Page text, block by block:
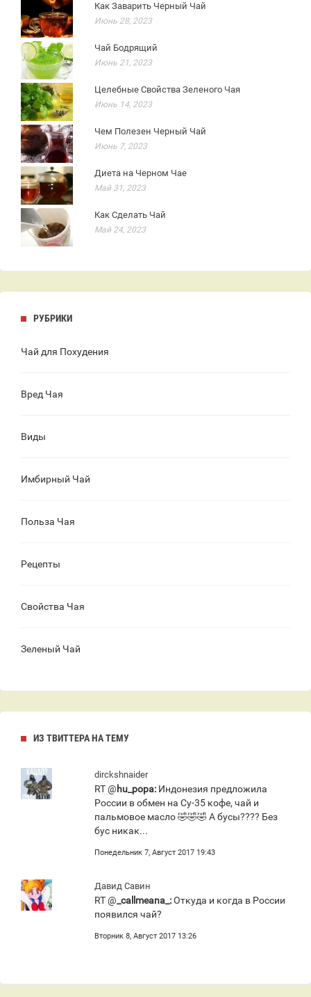
Как Заварить Черный Чай
Июнь 28, 2023
Чай Бодрящий
Июнь 21, 2023
Целебные Свойства Зеленого Чая
Июнь 14, 2023
Чем Полезен Черный Чай
Июнь 7, 2023
Диета на Черном Чае
Май 31, 2023
Как Сделать Чай
Май 24, 2023
РУБРИКИ
Чай для Похудения
Вред Чая
Виды
Имбирный Чай
Польза Чая
Рецепты
Свойства Чая
Зеленый Чай
ИЗ ТВИТТЕРА НА ТЕМУ
dirckshnaider
RT @hu_popa: Индонезия предложила
России в обмен на Су-35 кофе, чай и
пальмовое масло 🤣🤣🤣 А бусы???? Без
бус никак...
Понедельник 7, Август 2017 19:43
Давид Савин
RT @_callmeana_:Откуда и когда в России
появился чай?
Вторник 8, Август 2017 13:26